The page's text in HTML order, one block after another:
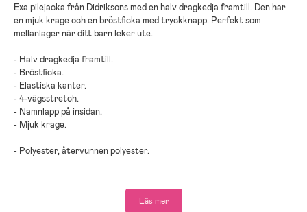
Exa pilejacka från Didriksons med en halv dragkedja framtill. Den har
en mjuk krage och en bröstficka med tryckknapp. Perfekt som
mellanlager när ditt barn leker ute.
- Halv dragkedja framtill.
- Bröstficka.
- Elastiska kanter.
- 4-vägsstretch.
- Namnlapp på insidan.
- Mjuk krage.
- Polyester, återvunnen polyester.
Läs mer